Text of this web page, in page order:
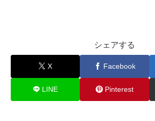
シェアする
X Facebook
LINE Pinterest